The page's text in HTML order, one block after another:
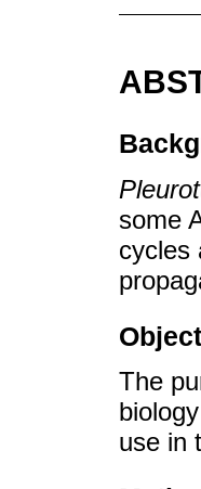
some
cycles
The
use in